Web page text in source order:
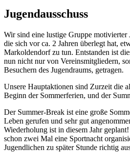
Jugendausschuss
Wir sind eine lustige Gruppe motivierter
die sich vor ca. 2 Jahren überlegt hat,
Markoldendorf zu tun. Entstanden ist
nun nicht nur von Vereinsmitgliedern,
Besuchern des Jugendraums, getragen.
Unsere Hauptaktionen sind Zurzeit die
Beginn der Sommerferien, und der
Der Summer-Break ist eine große
Leben gerufen und sehr gut
Wiederholung ist in diesem Jahr
schon zwei Mal eine Sportnacht
Jugendlichen zu später Stunde richtig